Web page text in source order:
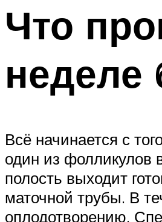
Что
неделе
Всё начинается с
один из фолликулов
полость выходит
маточной трубы. В
оплодотворению.